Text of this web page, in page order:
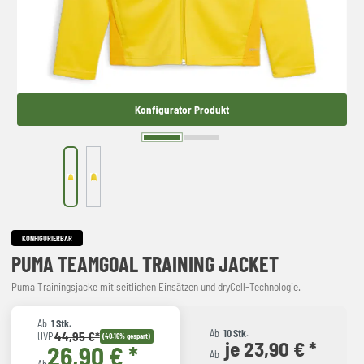
Konfigurator Produkt
KONFIGURIERBAR
PUMA TEAMGOAL TRAINING JACKET
Puma Trainingsjacke mit seitlichen Einsätzen und dryCell-Technologie.
Ab 1 Stk.
UVP44,95 €* (40.16% gespart)
26,90 € *
Ab 10 Stk.
Ab je 23,90 € *